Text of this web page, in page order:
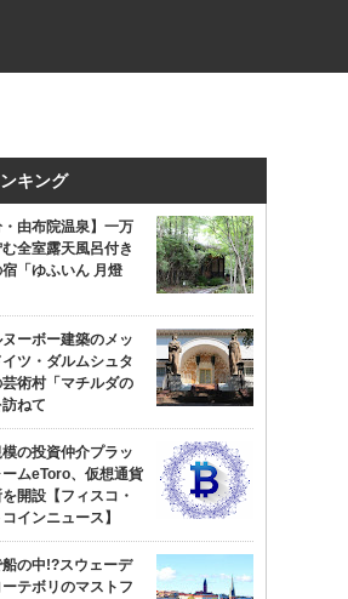
キング
・由布院温泉】一万
全室露天風呂付き
「ゆふいん 月燈
ーボー建築のメッ
ツ・ダルムシュタ
芸術村「マチルダの
ねて
の投資仲介プラッ
ームeToro、仮想通貨
開設【フィスコ・
インニュース】
船の中!?スウェーデ
テボリのマストフ